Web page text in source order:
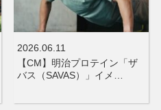
2026.06.11
【CM】明治プロテイン「ザ
バス（SAVAS）」イメ…